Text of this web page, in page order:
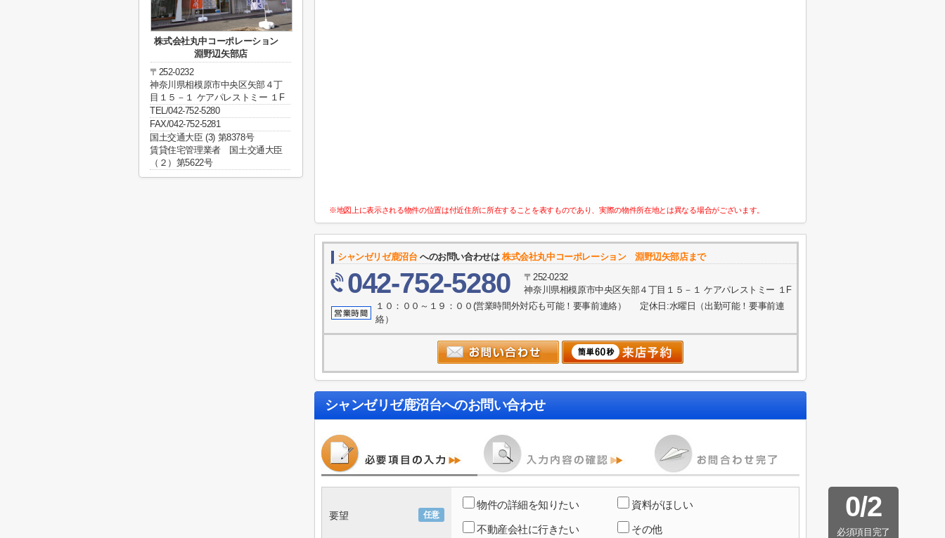
※地図上に表示される物件の位置は付近住所に所在することを表すものであり、実際の物件所在地とは異なる場合がございます。
シャンゼリゼ鹿沼台 へのお問い合わせは株式会社丸中コーポレーション 淵野辺矢部店まで
042-752-5280
〒252-0232
神奈川県相模原市中央区矢部４丁目１５－１ ケアパレストミー １F
１０：００～１９：００(営業時間外対応も可能！要事前連絡） 定休日:水曜日（出勤可能！要事前連
絡）
シャンゼリゼ鹿沼台へのお問い合わせ
0/2
必須項目完了
任意
要望
物件の詳細を知りたい 資料がほしい
不動産会社に行きたい その他
株式会社丸中コーポレーション
淵野辺矢部店
〒252-0232
神奈川県相模原市中央区矢部４丁
目１５－１ ケアパレストミー １F
TEL/042-752-5280
FAX/042-752-5281
国土交通大臣 (3) 第8378号
賃貸住宅管理業者 国土交通大臣
（２）第5622号